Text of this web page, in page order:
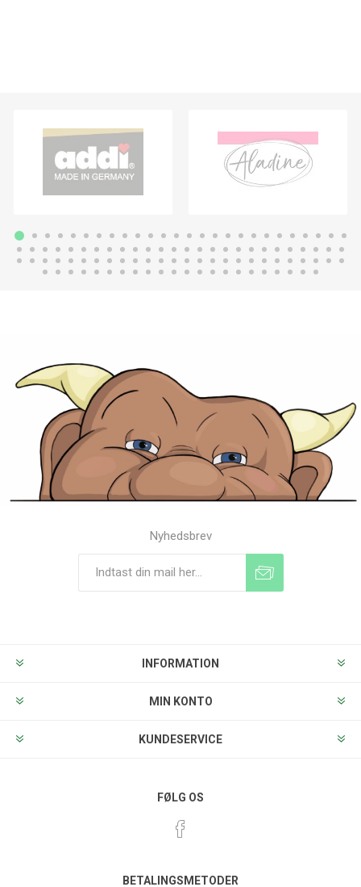
Nyhedsbrev
INFORMATION
MIN KONTO
KUNDESERVICE
FØLG OS
BETALINGSMETODER